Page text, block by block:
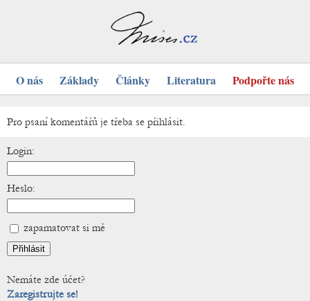
O nás Základy Články Literatura Podpořte nás
Pro psaní komentářů je třeba se přihlásit.
Login:
Heslo:
zapamatovat si mě
Nemáte zde účet?
Zaregistrujte se!